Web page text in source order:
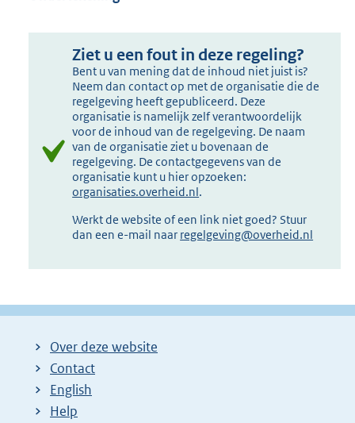
Ziet u een fout in deze regeling?
Bent u van mening dat de inhoud niet juist is?
Neem dan contact op met de organisatie die de
regelgeving heeft gepubliceerd. Deze
organisatie is namelijk zelf verantwoordelijk
voor de inhoud van de regelgeving. De naam
van de organisatie ziet u bovenaan de
regelgeving. De contactgegevens van de
organisatie kunt u hier opzoeken:
organisaties.overheid.nl.
Werkt de website of een link niet goed? Stuur
dan een e-mail naar regelgeving@overheid.nl
Over deze website
Contact
English
Help